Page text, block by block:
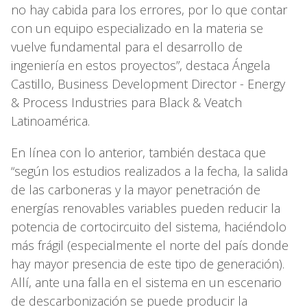
no hay cabida para los errores, por lo que contar
con un equipo especializado en la materia se
vuelve fundamental para el desarrollo de
ingeniería en estos proyectos”, destaca Ángela
Castillo, Business Development Director - Energy
& Process Industries para Black & Veatch
Latinoamérica.
En línea con lo anterior, también destaca que
“según los estudios realizados a la fecha, la salida
de las carboneras y la mayor penetración de
energías renovables variables pueden reducir la
potencia de cortocircuito del sistema, haciéndolo
más frágil (especialmente el norte del país donde
hay mayor presencia de este tipo de generación).
Allí, ante una falla en el sistema en un escenario
de descarbonización se puede producir la